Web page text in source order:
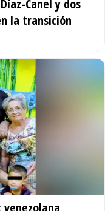
Canel y dos
la transición